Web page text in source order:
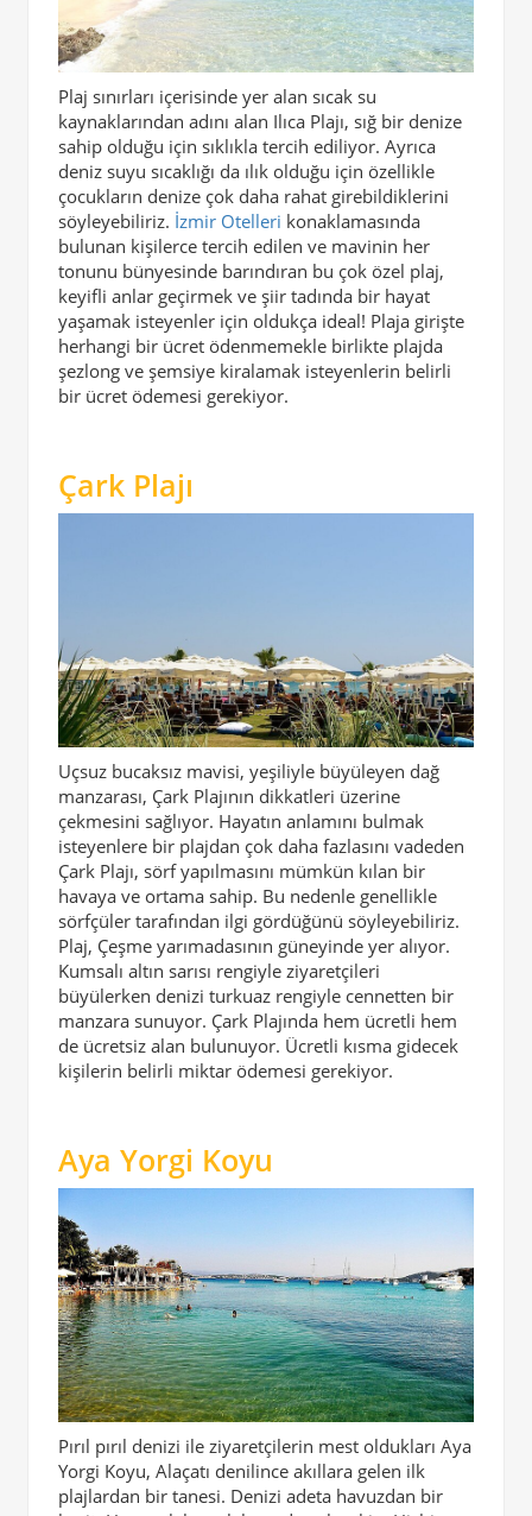
Plaj sınırları içerisinde yer alan sıcak su
kaynaklarından adını alan Ilıca Plajı, sığ bir denize
sahip olduğu için sıklıkla tercih ediliyor. Ayrıca
deniz suyu sıcaklığı da ılık olduğu için özellikle
çocukların denize çok daha rahat girebildiklerini
söyleyebiliriz. İzmir Otelleri konaklamasında
bulunan kişilerce tercih edilen ve mavinin her
tonunu bünyesinde barındıran bu çok özel plaj,
keyifli anlar geçirmek ve şiir tadında bir hayat
yaşamak isteyenler için oldukça ideal! Plaja girişte
herhangi bir ücret ödenmemekle birlikte plajda
şezlong ve şemsiye kiralamak isteyenlerin belirli
bir ücret ödemesi gerekiyor.
Çark Plajı
Uçsuz bucaksız mavisi, yeşiliyle büyüleyen dağ
manzarası, Çark Plajının dikkatleri üzerine
çekmesini sağlıyor. Hayatın anlamını bulmak
isteyenlere bir plajdan çok daha fazlasını vadeden
Çark Plajı, sörf yapılmasını mümkün kılan bir
havaya ve ortama sahip. Bu nedenle genellikle
sörfçüler tarafından ilgi gördüğünü söyleyebiliriz.
Plaj, Çeşme yarımadasının güneyinde yer alıyor.
Kumsalı altın sarısı rengiyle ziyaretçileri
büyülerken denizi turkuaz rengiyle cennetten bir
manzara sunuyor. Çark Plajında hem ücretli hem
de ücretsiz alan bulunuyor. Ücretli kısma gidecek
kişilerin belirli miktar ödemesi gerekiyor.
Aya Yorgi Koyu
Pırıl pırıl denizi ile ziyaretçilerin mest oldukları Aya
Yorgi Koyu, Alaçatı denilince akıllara gelen ilk
plajlardan bir tanesi. Denizi adeta havuzdan bir